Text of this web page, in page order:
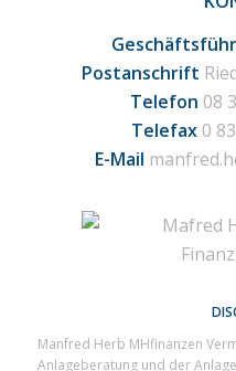
Postanschrift
Telefon 08
Telefax 0
E-Mail
Manfred Herb MHfinanzen
Anlageberatung und der